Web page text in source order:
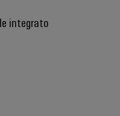
integrato